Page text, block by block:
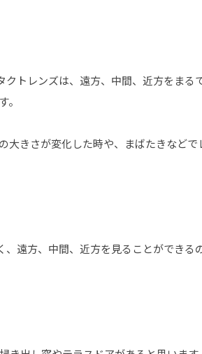
クトレンズは、遠方、中間、近方をまる
。
大きさが変化した時や、まばたきなど
、遠方、中間、近方を見ることができる